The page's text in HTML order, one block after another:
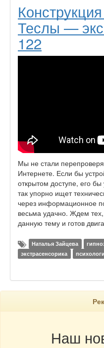
Теслы —
122
Мы не стали
Интернете. Если бы
открытом доступе, его
так упорно ищет
через информационное
весьма удачно. Ждем
данную тему и готов
Наталья Зайцева
экстрасенсорика
Наш